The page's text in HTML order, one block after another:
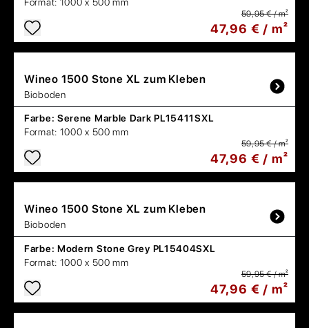
59,95 € / m²
47,96 € / m²
Wineo 1500 Stone XL zum Kleben
Bioboden
Farbe: Serene Marble Dark PL15411SXL
Format: 1000 x 500 mm
59,95 € / m²
47,96 € / m²
Wineo 1500 Stone XL zum Kleben
Bioboden
Farbe: Modern Stone Grey PL15404SXL
Format: 1000 x 500 mm
59,95 € / m²
47,96 € / m²